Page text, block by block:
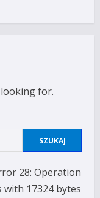
looking for.
28: Operation
17324 bytes